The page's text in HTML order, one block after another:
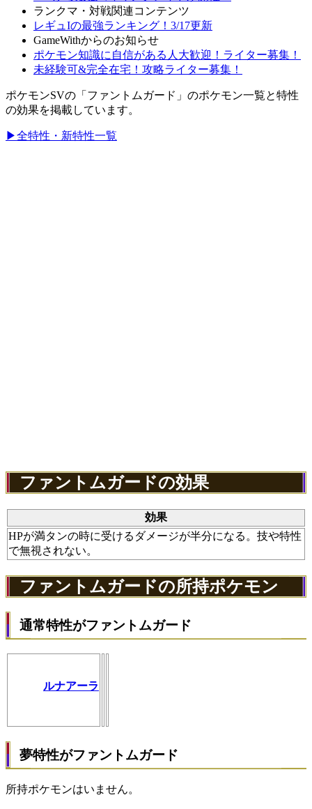
ランクマ・対戦関連コンテンツ
レギュIの最強ランキング！3/17更新
GameWithからのお知らせ
ポケモン知識に自信がある人大歓迎！ライター募集！
未経験可&完全在宅！攻略ライター募集！
ポケモンSVの「ファントムガード」のポケモン一覧と特性
の効果を掲載しています。
▶全特性・新特性一覧
ファントムガードの効果
効果
HPが満タンの時に受けるダメージが半分になる。技や特性
で無視されない。
ファントムガードの所持ポケモン
通常特性がファントムガード
ルナアーラ
夢特性がファントムガード
所持ポケモンはいません。